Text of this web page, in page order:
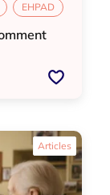
EHPAD
EHPADArticles